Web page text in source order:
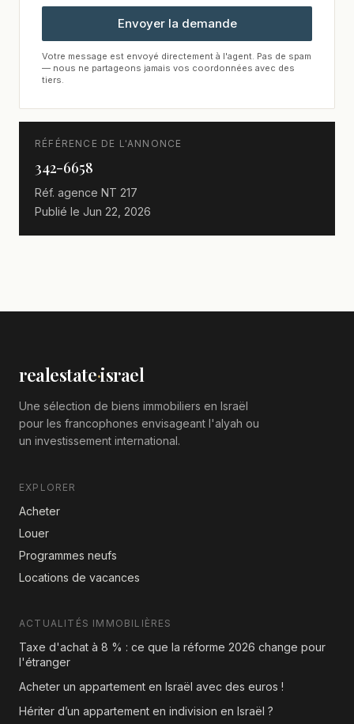
Envoyer la demande
Votre message est envoyé directement à l'agent. Pas de spam
— nous ne partageons jamais vos coordonnées avec des
tiers.
RÉFÉRENCE DE L'ANNONCE
342-6658
Réf. agence NT 217
Publié le Jun 22, 2026
realestate·israel
Une sélection de biens immobiliers en Israël
pour les francophones envisageant l'alyah ou
un investissement international.
EXPLORER
Acheter
Louer
Programmes neufs
Locations de vacances
ACTUALITÉS IMMOBILIÈRES
Taxe d'achat à 8 % : ce que la réforme 2026 change pour
l'étranger
Acheter un appartement en Israël avec des euros !
Hériter d’un appartement en indivision en Israël ?